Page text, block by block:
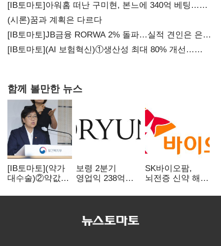
20년만에 '비상재정' 선언 승부수
[IB토마토]아워홈 떠난 구미현, 본느에 340억 베팅…
가족 지배체제 구축
(시론)꿈과 계획은 다르다
[IB토마토]JB금융 RORWA 2% 돌파…실적 견인은 은행
아닌 캐피탈
[IB토마토](AI 보험혁신)①생산성 최대 80% 개선…
함께 볼만한 뉴스
[IB토마토](약가
대수술)②약값
축소…제약업계
보령 2분기
영업익 238억…
SK바이오팜,
뇌전증 신약 해외
차세대 신약 개발